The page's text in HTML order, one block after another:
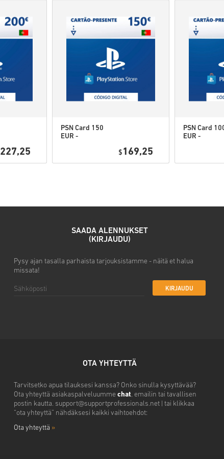
Katso nopea opas yllä tai
Kaikki ladattavat
taatusti aitoja ja
Koodeilla ei ole parasta
Ladattava sisältö ja
voidaksesi käyttää näitä
Voit saada useita
227,25
PSN Card 150
EUR -
Portugal
$ 169,25
PSN Card
EUR -
Portugal
SAADA ALENNUKSET
(KIRJAUDU)
Pysy ajan tasalla parhaista tarjouksistamme - näitä et halua
missata!
KIRJAUDU
OTA YHTEYTTÄ
Tarvitsetko apua tilauksesi kanssa? Onko sinulla kysyttävää?
Ota yhteyttä asiakaspalveluumme chat, emailin tai tavallisen
postin kautta. support@supportprofessionals.net| tai klikkaa
“ota yhteyttä” nähdäksesi kaikki vaihtoehdot:
Ota yhteyttä »